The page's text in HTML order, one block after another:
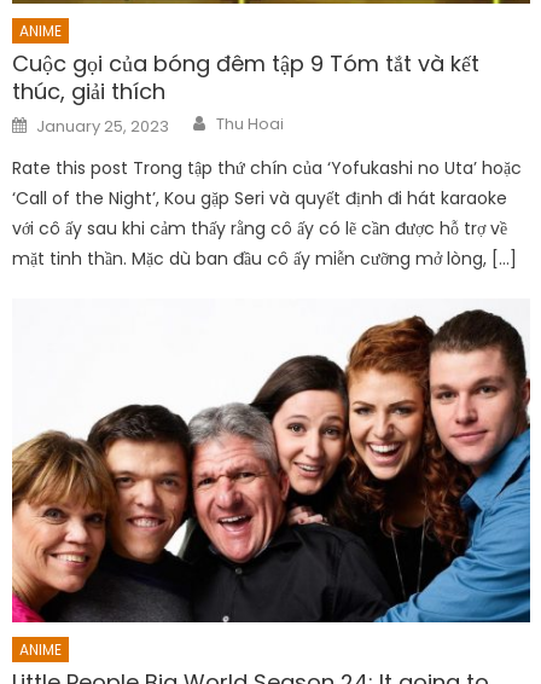
ANIME
Cuộc gọi của bóng đêm tập 9 Tóm tắt và kết
thúc, giải thích
Posted
on
January 25, 2023 Author
Thu Hoai
Rate this post Trong tập thứ chín của ‘Yofukashi no Uta’ hoặc
‘Call of the Night’, Kou gặp Seri và quyết định đi hát karaoke
với cô ấy sau khi cảm thấy rằng cô ấy có lẽ cần được hỗ trợ về
mặt tinh thần. Mặc dù ban đầu cô ấy miễn cưỡng mở lòng, […]
ANIME